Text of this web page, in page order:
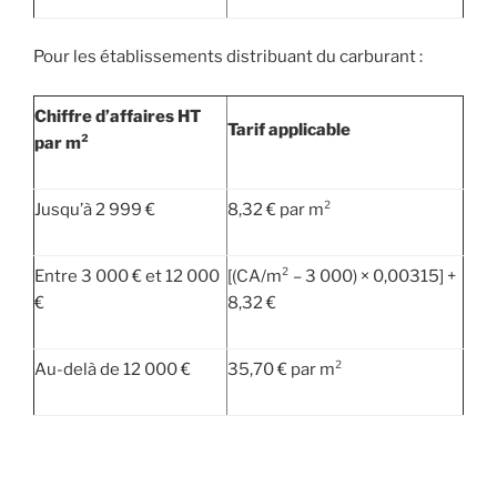
Pour les établissements distribuant du carburant :
Chiffre d’affaires HT
par m²
Tarif applicable
Jusqu’à 2 999 € 8,32 € par m²
Entre 3 000 € et 12 000
€
[(CA/m² – 3 000) × 0,00315] +
8,32 €
Au-delà de 12 000 € 35,70 € par m²